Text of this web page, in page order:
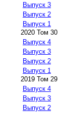
Выпуск 3
Выпуск 2
Выпуск 1
2020 Том 30
Выпуск 4
Выпуск 3
Выпуск 2
Выпуск 1
2019 Том 29
Выпуск 4
Выпуск 3
Выпуск 2